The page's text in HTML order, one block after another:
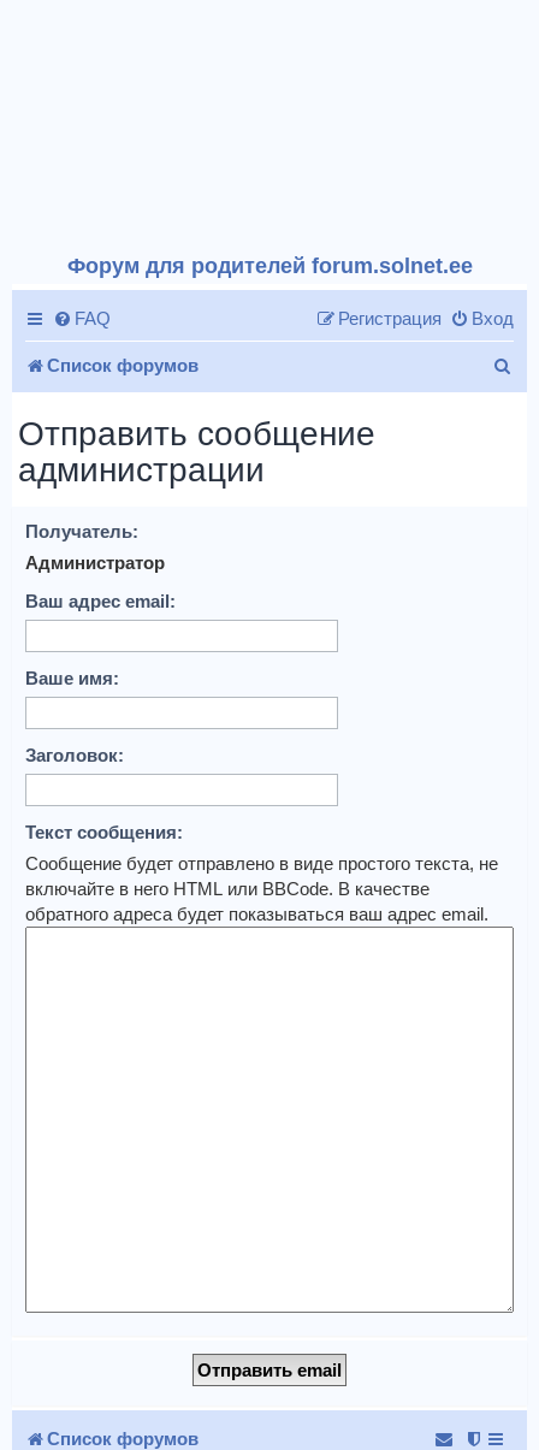
Форум для родителей forum.solnet.ee
FAQ Вход
Регистрация
Список форумов
Отправить сообщение
администрации
Получатель:
Администратор
Ваш адрес email:
Ваше имя:
Заголовок:
Текст сообщения:
Сообщение будет отправлено в виде простого текста, не
включайте в него HTML или BBCode. В качестве
обратного адреса будет показываться ваш адрес email.
Список форумов